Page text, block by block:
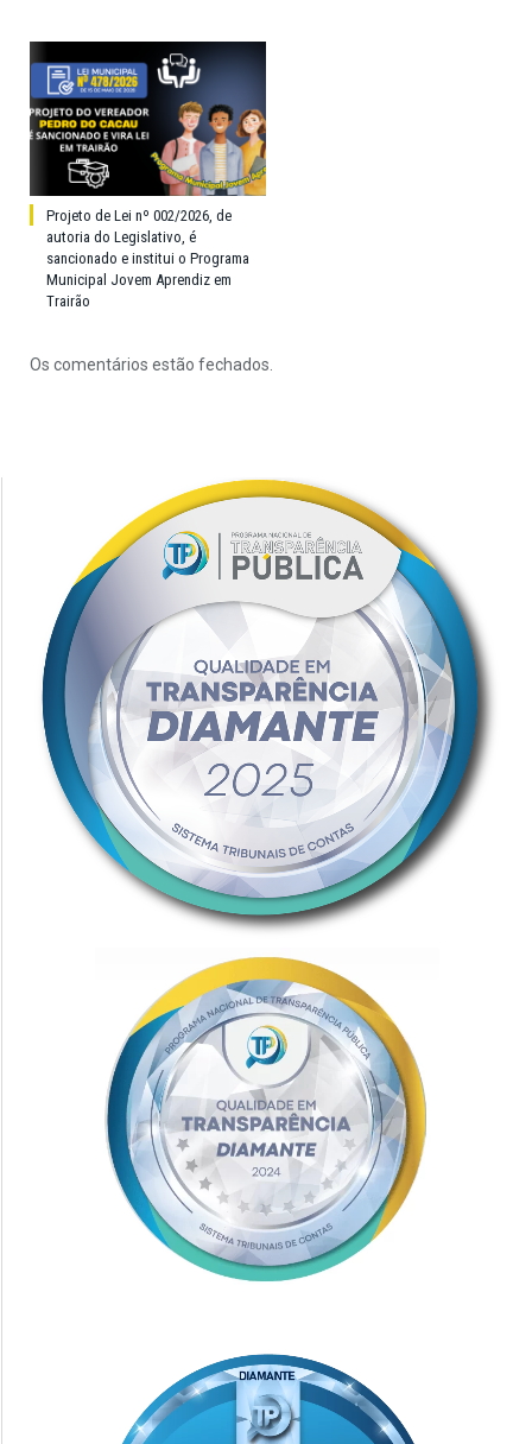
Projeto de Lei nº 002/2026, de
autoria do Legislativo, é
sancionado e institui o Programa
Municipal Jovem Aprendiz em
Trairão
Os comentários estão fechados.